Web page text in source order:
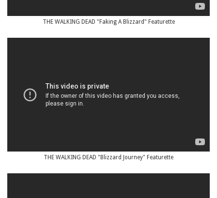
THE WALKING DEAD "Faking A Blizzard" Featurette
THE WALKING DEAD "Blizzard Journey" Featurette